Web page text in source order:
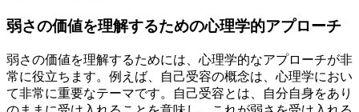
弱さの価値を理解するための心理学的アプローチ
弱さの価値を理解するためには、心理学的なアプローチが非
常に役立ちます。例えば、自己受容の概念は、心理学におい
て非常に重要なテーマです。自己受容とは、自分自身をあり